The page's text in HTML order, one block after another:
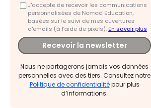
J'accepte de recevoir les communications
personnalisées de Nomad Education,
basées sur le suivi de mes ouvertures
d'emails (à l’aide de pixels).En savoir plus
Recevoir la newsletter
Nous ne partagerons jamais vos données
personnelles avec des tiers. Consultez notre
Politique de confidentialitépour plus
d’informations.